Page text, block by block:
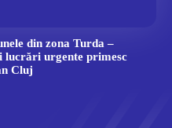
din zona Turda –
lucrări urgente primesc
Cluj